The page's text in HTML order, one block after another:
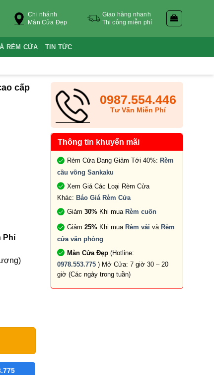
Chi nhánh
Màn Cửa Đẹp
Giao hàng nhanh
Thi công miễn phí
RÈM CỬA TIN TỨC
cấp
Phí
lượng
0987.554.446
Tư Vấn Miễn Phí
Thông tin khuyến mãi
Rèm Cửa Đang Giảm Tới 40%: Rèm
cầu vồng Sankaku
Xem Giá Các Loại Rèm Cửa
Khác: Báo Giá Rèm Cửa
Giảm 30%Khi mua Rèm cuốn
Giảm 25%Khi mua Rèm vải và Rèm
cửa văn phòng
Màn Cửa Đẹp (Hotline:
0978.553.775 ) Mở Cửa: 7 giờ 30 – 20
giờ (Các ngày trong tuần)